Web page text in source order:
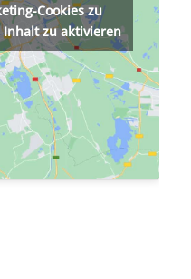
Cookies zu
zu aktivieren